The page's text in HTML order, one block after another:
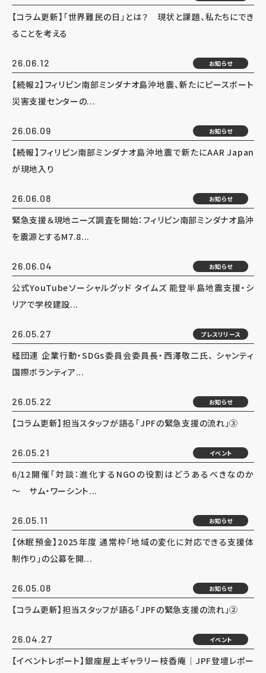
【コラム更新】「世界難民の日」とは？ 現状と課題、私たちにでき
ることを考える
26.06.12 お知らせ
【続報2】フィリピン南部ミンダナオ島沖地震、新たにピースボート
災害支援センターの...
26.06.09 お知らせ
【続報】フィリピン南部ミンダナオ島沖地震で新たにAAR Japan
が現地入り
26.06.08 お知らせ
緊急支援＆現地ニーズ調査を開始：フィリピン南部ミンダナオ島沖
を震源とするM7.8...
26.06.04 お知らせ
公式YouTubeソーシャルグッド タイムズ 能登半島地震支援・シ
リアで学校建設...
26.05.27 プレスリリース
経団連 企業行動・SDGs委員会委員長・西澤敬二氏、 シャンティ
国際ボランティア...
26.05.22 お知らせ
【コラム更新】担当スタッフが語る「JPFの緊急支援の流れ」③
26.05.21 イベント
6/12開催「対談：進化するNGOの役割はどうあるべきなのか
～ サム・ワーシント...
26.05.11 お知らせ
【休眠預金】2025年度 通常枠「地域の変化に対応できる支援体
制作り」の公募を開...
26.05.08 お知らせ
【コラム更新】担当スタッフが語る「JPFの緊急支援の流れ」②
26.04.27 イベント
【イベントレポート】銀座屋上ギャラリー枝香庵｜JPF登壇レポー